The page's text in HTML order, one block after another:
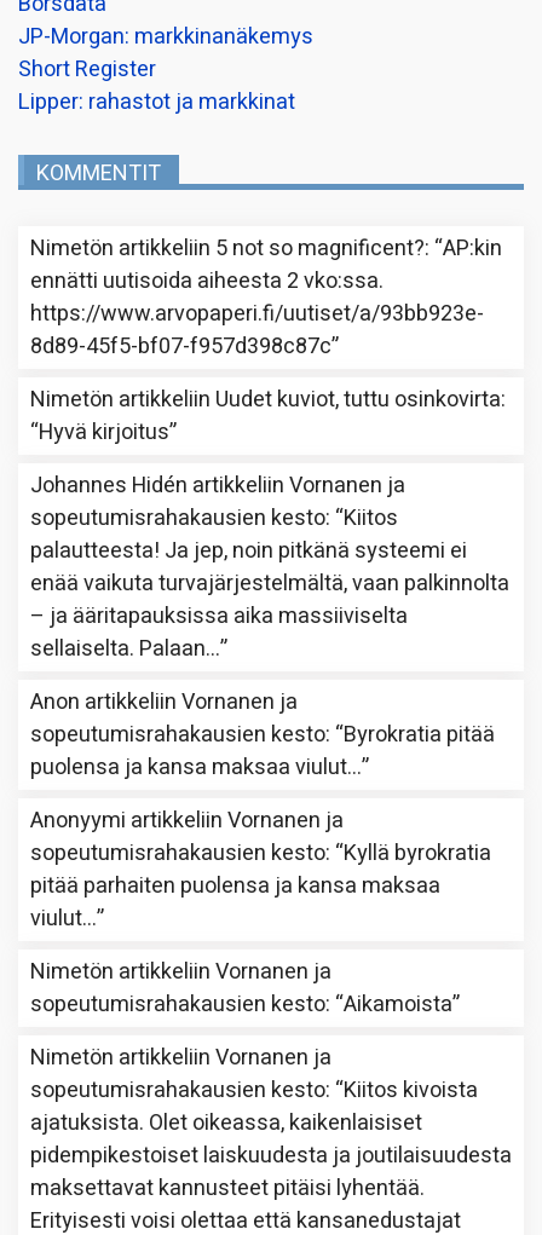
JP-Morgan: markkinanäkemys
Short Register
Lipper: rahastot ja markkinat
KOMMENTIT
Nimetön artikkeliin 5 not so magnificent?: “AP:kin
ennätti uutisoida aiheesta 2 vko:ssa.
https://www.arvopaperi.fi/uutiset/a/93bb923e-
8d89-45f5-bf07-f957d398c87c”
Nimetön artikkeliin Uudet kuviot, tuttu osinkovirta:
“Hyvä kirjoitus”
Johannes Hidén artikkeliinVornanen ja
sopeutumisrahakausien kesto: “Kiitos
palautteesta! Ja jep, noin pitkänä systeemi ei
enää vaikuta turvajärjestelmältä, vaan palkinnolta
– ja ääritapauksissa aika massiiviselta
sellaiselta. Palaan…”
Anon artikkeliinVornanen ja
sopeutumisrahakausien kesto: “Byrokratia pitää
puolensa ja kansa maksaa viulut…”
Anonyymi artikkeliinVornanen ja
sopeutumisrahakausien kesto: “Kyllä byrokratia
pitää parhaiten puolensa ja kansa maksaa
viulut…”
Nimetön artikkeliinVornanen ja
sopeutumisrahakausien kesto: “Aikamoista”
Nimetön artikkeliinVornanen ja
sopeutumisrahakausien kesto: “Kiitos kivoista
ajatuksista. Olet oikeassa, kaikenlaisiset
pidempikestoiset laiskuudesta ja joutilaisuudesta
maksettavat kannusteet pitäisi lyhentää.
Erityisesti voisi olettaa että kansanedustajat